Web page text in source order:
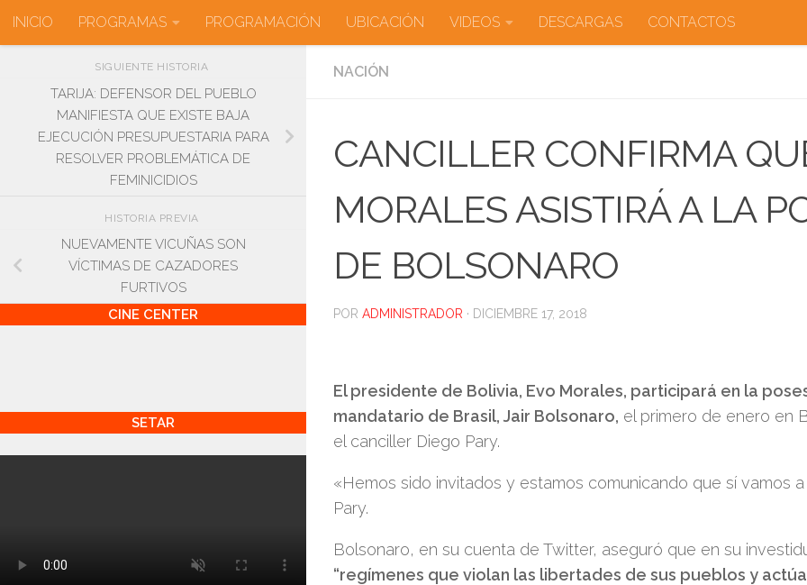
Saltar al contenido
INICIO PROGRAMAS PROGRAMACIÓN UBICACIÓN VIDEOS DESCARGAS CONTACTOS
NACIÓN
CANCILLER CONFIRMA
MORALES ASISTIRÁ A LA
DE BOLSONARO
POR ADMINISTRADOR · DICIEMBRE 17, 2018
El presidente de Bolivia, Evo Morales, participará en la
mandatario de Brasil, Jair Bolsonaro, el primero de enero en
el canciller Diego Pary.
«Hemos sido invitados y estamos comunicando que sí vamos
Pary.
Bolsonaro, en su cuenta de Twitter, aseguró que en su
“regímenes que violan las libertades de sus pueblos y
SIGUIENTE HISTORIA
TARIJA: DEFENSOR DEL PUEBLO
MANIFIESTA QUE EXISTE BAJA
EJECUCIÓN PRESUPUESTARIA PARA
RESOLVER PROBLEMÁTICA DE
FEMINICIDIOS
HISTORIA PREVIA
NUEVAMENTE VICUÑAS SON
VÍCTIMAS DE CAZADORES
FURTIVOS
CINE CENTER
SETAR